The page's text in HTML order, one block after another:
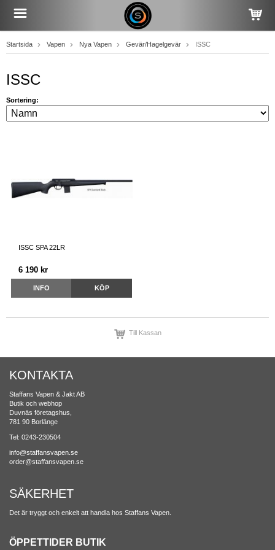
Startsida Vapen Nya Vapen Gevär/Hagelgevär ISSC
ISSC
Sortering:
ISSC SPA 22LR
6 190 kr
INFO KÖP
Till Kassan
KONTAKTA
Staffans Vapen & Jakt AB
Butik och webhop
Duvnäs företagshus,
781 90 Borlänge
Tel: 0243-230504
info@staffansvapen.se
order@staffansvapen.se
SÄKERHET
Det är tryggt och enkelt att handla hos Staffans Vapen.
ÖPPETTIDER BUTIK